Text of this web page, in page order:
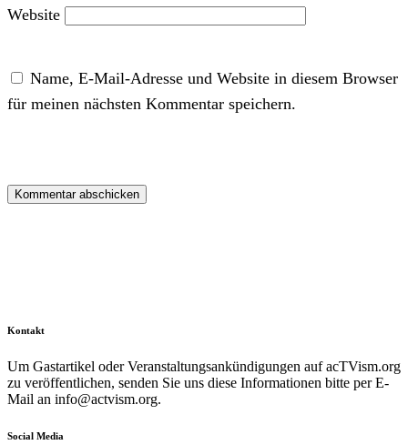
Website
Name, E-Mail-Adresse und Website in diesem Browser
für meinen nächsten Kommentar speichern.
Kontakt
Um Gastartikel oder Veranstaltungsankündigungen auf acTVism.org
zu veröffentlichen, senden Sie uns diese Informationen bitte per E-
Mail an info@actvism.org.
Social Media